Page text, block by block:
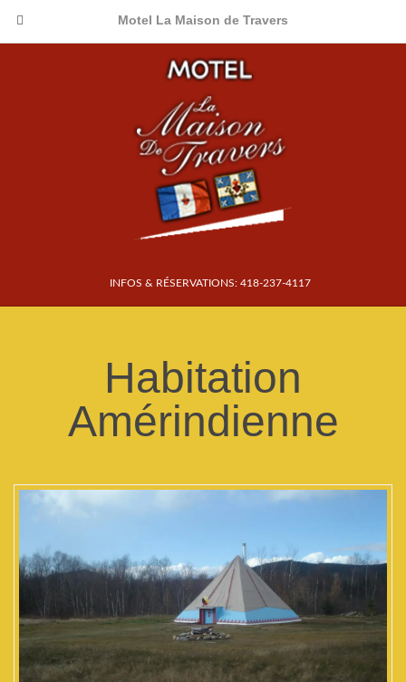
Motel La Maison de Travers
INFOS & RÉSERVATIONS: 418-237-4117
Habitation
Amérindienne